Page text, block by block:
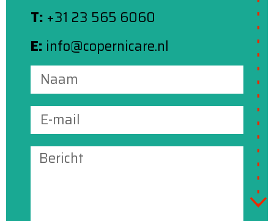
T: +31 23 565 6060
E: info@copernicare.nl